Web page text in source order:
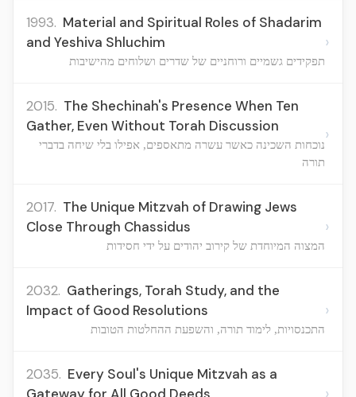
1993. Material and Spiritual Roles of Shadarim
and Yeshiva Shluchim
תפקידים גשמיים ורוחניים של שדרים ושלוחים מהישיבות
›
2015. The Shechinah's Presence When Ten
Gather, Even Without Torah Discussion
נוכחות השכינה כאשר עשרה מתאספים, אפילו בלי שיחה בדברי
תורה
›
2017. The Unique Mitzvah of Drawing Jews
Close Through Chassidus
המצוה המיוחדת של קירוב יהודים על ידי חסידות
›
2032. Gatherings, Torah Study, and the
Impact of Good Resolutions
התכנסויות, לימוד תורה, והשפעת ההחלטות הטובות
›
2035. Every Soul's Unique Mitzvah as a